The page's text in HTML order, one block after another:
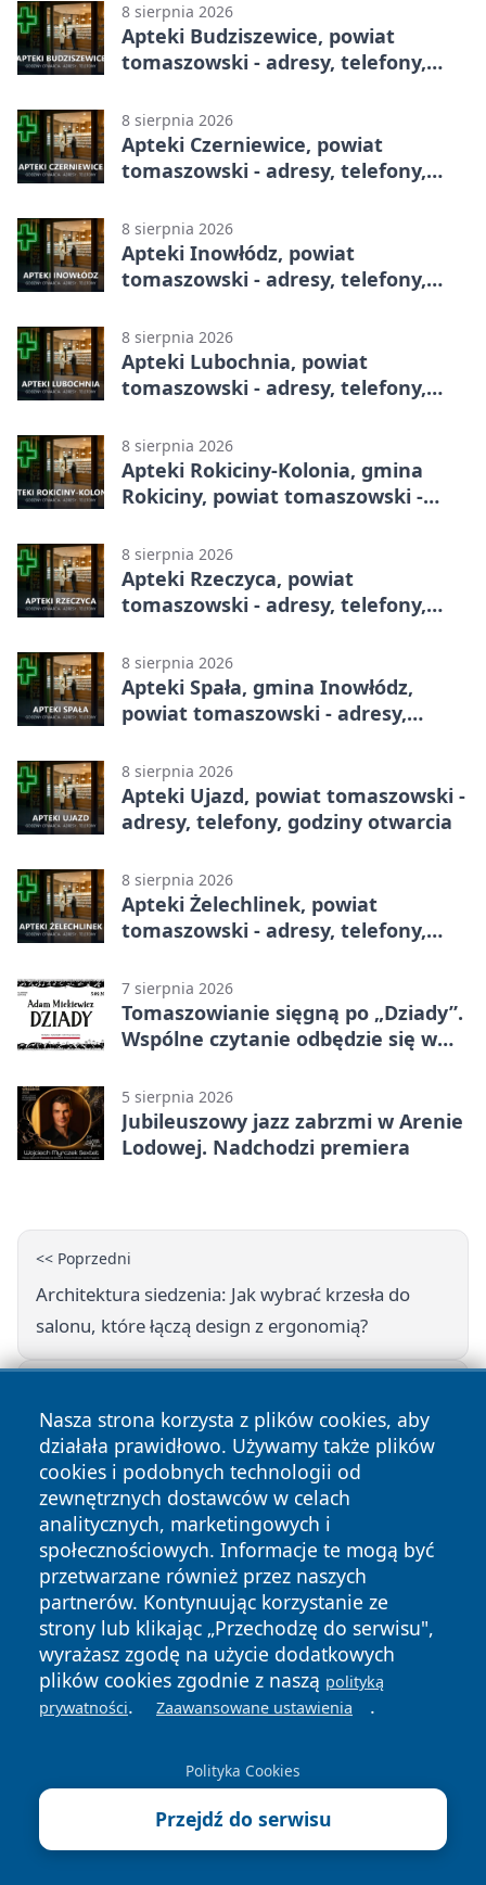
8 sierpnia 2026
Apteki Budziszewice, powiat
tomaszowski - adresy, telefony,
8 sierpnia 2026
Apteki Czerniewice, powiat
tomaszowski - adresy, telefony,
8 sierpnia 2026
Apteki Inowłódz, powiat
tomaszowski - adresy, telefony,
8 sierpnia 2026
Apteki Lubochnia, powiat
tomaszowski - adresy, telefony,
8 sierpnia 2026
Apteki Rokiciny-Kolonia, gmina
Rokiciny, powiat tomaszowski -
8 sierpnia 2026
Apteki Rzeczyca, powiat
tomaszowski - adresy, telefony,
8 sierpnia 2026
Apteki Spała, gmina Inowłódz,
powiat tomaszowski - adresy,
8 sierpnia 2026
Apteki Ujazd, powiat tomaszowski -
adresy, telefony, godziny otwarcia
8 sierpnia 2026
Apteki Żelechlinek, powiat
tomaszowski - adresy, telefony,
7 sierpnia 2026
Tomaszowianie sięgną po „Dziady”.
Wspólne czytanie odbędzie się w
5 sierpnia 2026
Jubileuszowy jazz zabrzmi w Arenie
Lodowej. Nadchodzi premiera
<< Poprzedni
Architektura siedzenia: Jak wybrać krzesła do
salonu, które łączą design z ergonomią?
Bieg Rzeźnika w wersji online spina Polskę. Zapisy
trwają do 30.04.2026
Przydatne dane teleadresowe
Oddział Celny w Tomaszowie Lubelskim - kontakt,
godziny, sprawy celne
Urząd Gminy Bełżec - kontakt, godziny i rejestracja
dziecka online
kontakt, godziny, e-usługi
Placówka Straży Granicznej w Hrebenne - kontakt,
przejścia graniczne, zasięg terytorialny
Nasza strona korzysta z plików cookies, aby
działała prawidłowo. Używamy także plików
cookies i podobnych technologii od
zewnętrznych dostawców w celach
analitycznych, marketingowych i
społecznościowych. Informacje te mogą być
przetwarzane również przez naszych
partnerów. Kontynuując korzystanie ze
strony lub klikając „Przechodzę do serwisu",
wyrażasz zgodę na użycie dodatkowych
plików cookies zgodnie z naszą polityką
prywatności. Zaawansowane ustawienia .
Polityka Cookies
Przejdź do serwisu